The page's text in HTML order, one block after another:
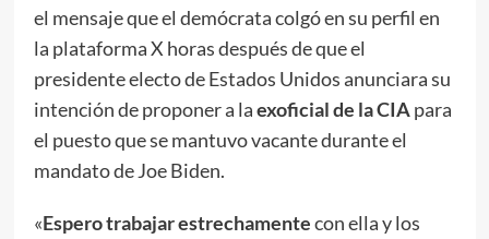
el mensaje que el demócrata colgó en su perfil en
la plataforma X horas después de que el
presidente electo de Estados Unidos anunciara su
intención de proponer a laexoficial de la CIApara
el puesto que se mantuvo vacante durante el
mandato de Joe Biden.
«Espero trabajar estrechamentecon ella y los